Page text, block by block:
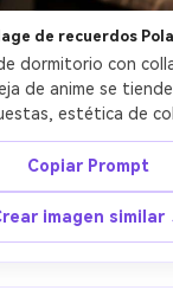
de recuerdos
dormitorio con
de anime se
estética de
pegadas,
hecha a
ordenado, espacio
diseño listo para
de
suave --
Copiar Prompt
imagen similar